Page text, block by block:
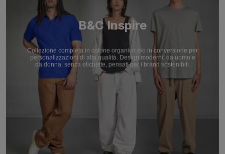
B&C Inspire
Collezione completa in cotone organico e/o in conversione per
personalizzazioni di alta qualità. Design moderni, da uomo e
da donna, senza etichette, pensati per i brand sostenibili.